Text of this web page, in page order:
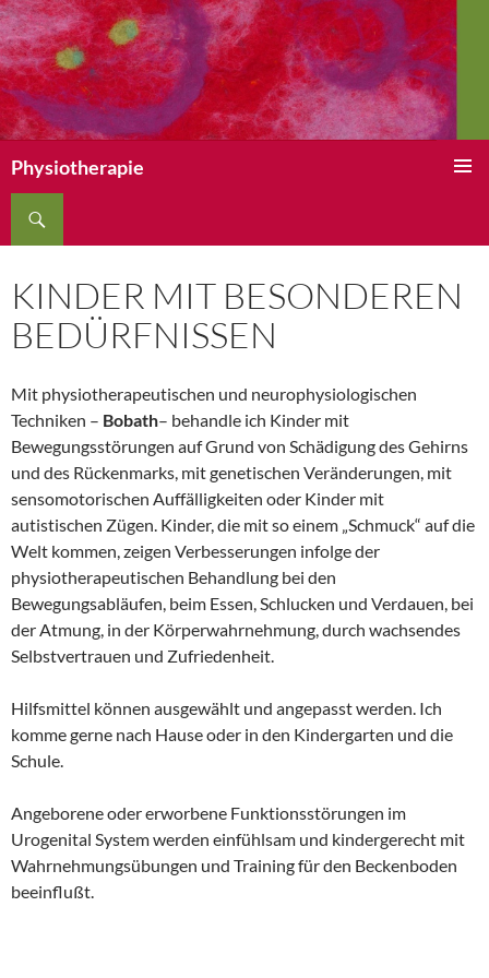
Physiotherapie
INHALT
SPRINGEN
KINDER MIT BESONDEREN
BEDÜRFNISSEN
Mit physiotherapeutischen und neurophysiologischen
Techniken – Bobath– behandle ich Kinder mit
Bewegungsstörungen auf Grund von Schädigung des Gehirns
und des Rückenmarks, mit genetischen Veränderungen, mit
sensomotorischen Auffälligkeiten oder Kinder mit
autistischen Zügen. Kinder, die mit so einem „Schmuck“ auf die
Welt kommen, zeigen Verbesserungen infolge der
physiotherapeutischen Behandlung bei den
Bewegungsabläufen, beim Essen, Schlucken und Verdauen, bei
der Atmung, in der Körperwahrnehmung, durch wachsendes
Selbstvertrauen und Zufriedenheit.
Hilfsmittel können ausgewählt und angepasst werden. Ich
komme gerne nach Hause oder in den Kindergarten und die
Schule.
Angeborene oder erworbene Funktionsstörungen im
Urogenital System werden einfühlsam und kindergerecht mit
Wahrnehmungsübungen und Training für den Beckenboden
beeinflußt.